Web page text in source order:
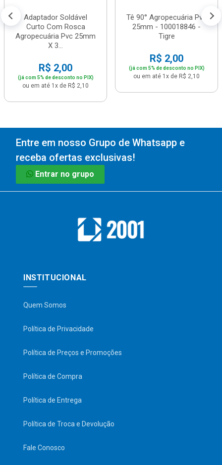
Adaptador Soldável
Curto Com Rosca
Agropecuária Pvc 25mm
X 3...
R$ 2,00
(já com 5% de desconto no PIX)
ou em até 1x de R$ 2,10
Tê 90° Agropecuária Pvc
25mm - 100018846 -
Tigre
R$ 2,00
(já com 5% de desconto no PIX)
ou em até 1x de R$ 2,10
Entre em nosso Grupo de Whatsapp e
receba ofertas exclusivas!
Entrar no grupo
INSTITUCIONAL
Quem Somos
Política de Privacidade
Política de Preços e Promoções
Política de Compra
Política de Entrega
Política de Troca e Devolução
Fale Conosco